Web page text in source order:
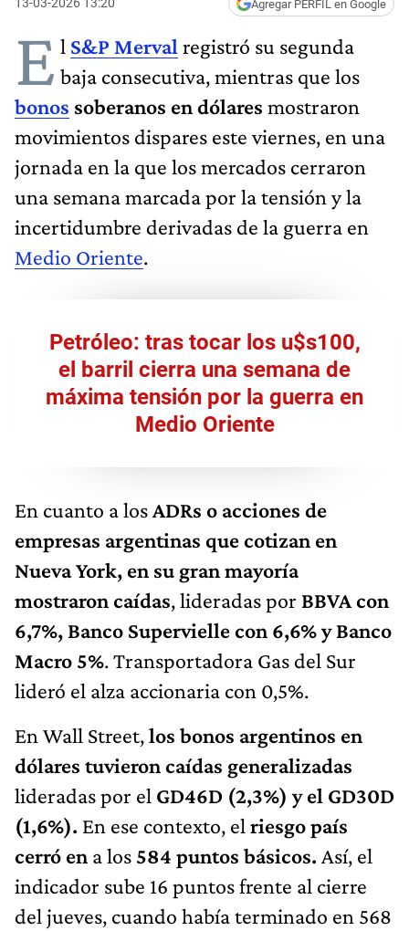
13-03-2026 13:20 Agregar PERFIL en Google
E l S&P Merval registró su segunda
baja consecutiva, mientras que los
bonos soberanos en dólares mostraron
movimientos dispares este viernes, en una
jornada en la que los mercados cerraron
una semana marcada por la tensión y la
incertidumbre derivadas de la guerra en
Medio Oriente.
Petróleo: tras tocar los u$s100,
el barril cierra una semana de
máxima tensión por la guerra en
Medio Oriente
En cuanto a losADRs o acciones de
empresas argentinas que cotizan en
Nueva York, en su gran mayoría
mostraron caídas, lideradas por BBVAcon
6,7%, Banco Superviellecon 6,6% y Banco
Macro 5%. Transportadora Gas del Sur
lideró el alza accionaria con 0,5%.
En Wall Street,los bonos argentinos en
dólares tuvieron caídas generalizadas
lideradas por el GD46D (2,3%) y el GD30D
(1,6%). En ese contexto, el riesgo país
cerró en a los 584 puntos básicos. Así, el
indicador sube 16 puntos frente al cierre
del jueves, cuando había terminado en 568